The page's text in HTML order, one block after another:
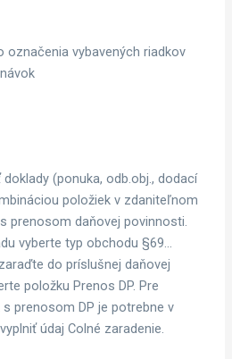
označenia vybavených riadkov
(ponuka, odb.obj., dodací
položiek v zdaniteľnom
prenosom daňovej povinnosti.
vyberte typ obchodu §69…
do príslušnej daňovej
položku Prenos DP. Pre
prenosom DP je potrebne v
údaj Colné zaradenie.